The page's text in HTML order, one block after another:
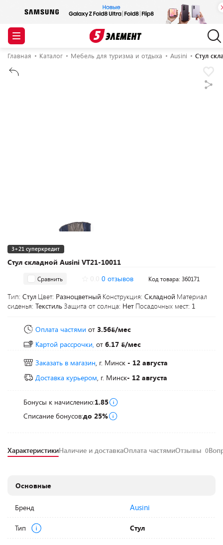
Главная Каталог Мебель для туризма и отдыха Ausini Стул
Стул складной Ausini VT21-10011
3+21 суперкредит
Сравнить 0 отзывов Код товара: 360171
Тип: Стул Цвет: Разноцветный Конструкция: Складной Материал
сиденья: Текстиль Защита от солнца: Нет Посадочных мест: 1
Оплата частями от 3.56 /мес
Картой рассрочки, от 6.17
/мес
Заказать в магазин, г. Минск - 12 августа
Доставка курьером, г. Минск- 12 августа
Бонусы к начислению:1.85
Списание бонусов:до 25%
ХарактеристикиНаличие и доставкаОплата частямиОтзывы 0
Основные
Бренд Ausini
Тип Стул